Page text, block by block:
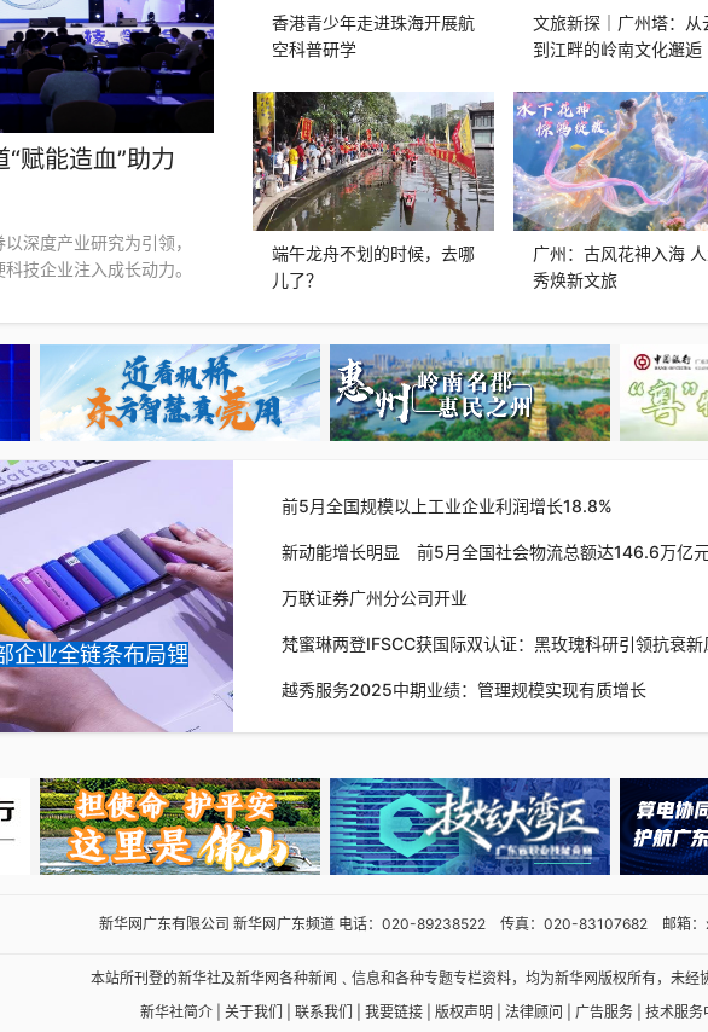
赋能造血”助力
深度产业研究为引领，
技企业注入成长动力。
香港青少年走进珠海开展航
空科普研学
文旅新探｜广州塔：从
到江畔的岭南文化邂逅
端午龙舟不划的时候，去哪
儿了？
广州：古风花神入海
秀焕新文旅
企业全链条布局锂
前5月全国规模以上工业企业利润增长18.8%
新动能增长明显 前5月全国社会物流总额达146.6万亿
万联证券广州分公司开业
梵蜜琳两登IFSCC获国际双认证：黑玫瑰科研引领抗衰新
越秀服务2025中期业绩：管理规模实现有质增长
新华网广东有限公司 新华网广东频道 电话：020-89238522 传真：020-83107682 邮箱
本站所刊登的新华社及新华网各种新闻﹑信息和各种专题专栏资料，均为新华网版权所有，未经
新华社简介
关于我们 联系我们 我要链接 版权声明 法律顾问 广告服务 技术服务